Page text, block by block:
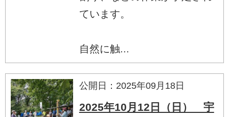
ています。
自然に触...
公開日：2025年09月18日
2025年10月12日（日） 宇